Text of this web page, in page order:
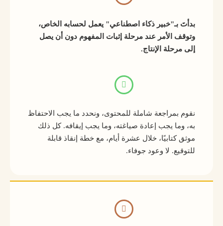
بدأتَ بـ"خبير ذكاء اصطناعي" يعمل لحسابه الخاص،
وتوقف الأمر عند مرحلة إثبات المفهوم دون أن يصل
إلى مرحلة الإنتاج.
نقوم بمراجعة شاملة للمحتوى، ونحدد ما يجب الاحتفاظ
به، وما يجب إعادة صياغته، وما يجب إيقافه. كل ذلك
موثق كتابيًا، خلال عشرة أيام، مع خطة إنقاذ قابلة
للتوقيع. لا وعود جوفاء.